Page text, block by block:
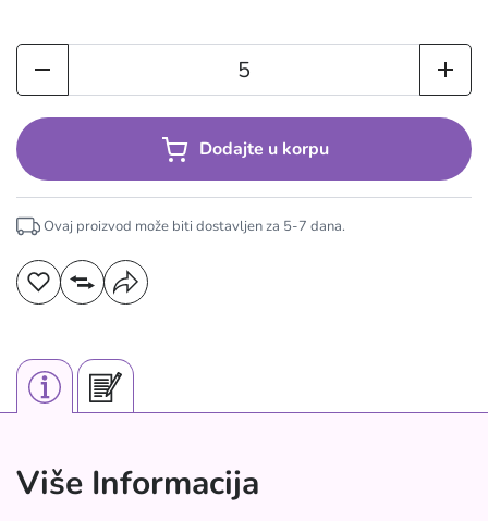
Dodajte u korpu
Ovaj proizvod može biti dostavljen za 5-7 dana.
Više Informacija